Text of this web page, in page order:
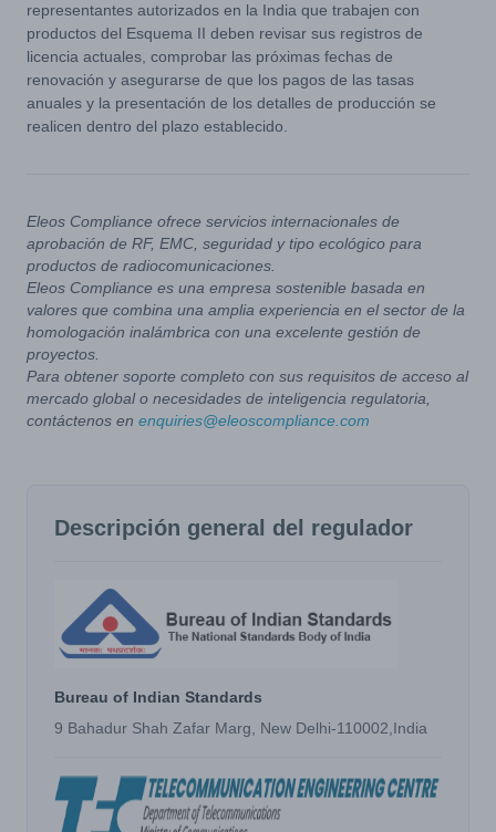
representantes autorizados en la India que trabajen con
productos del Esquema II deben revisar sus registros de
licencia actuales, comprobar las próximas fechas de
renovación y asegurarse de que los pagos de las tasas
anuales y la presentación de los detalles de producción se
realicen dentro del plazo establecido.
Eleos Compliance ofrece servicios internacionales de
aprobación de RF, EMC, seguridad y tipo ecológico para
productos de radiocomunicaciones.
Eleos Compliance es una empresa sostenible basada en
valores que combina una amplia experiencia en el sector de la
homologación inalámbrica con una excelente gestión de
proyectos.
Para obtener soporte completo con sus requisitos de acceso al
mercado global o necesidades de inteligencia regulatoria,
contáctenos en enquiries@eleoscompliance.com
Descripción general del regulador
Bureau of Indian Standards
9 Bahadur Shah Zafar Marg, New Delhi-110002,India